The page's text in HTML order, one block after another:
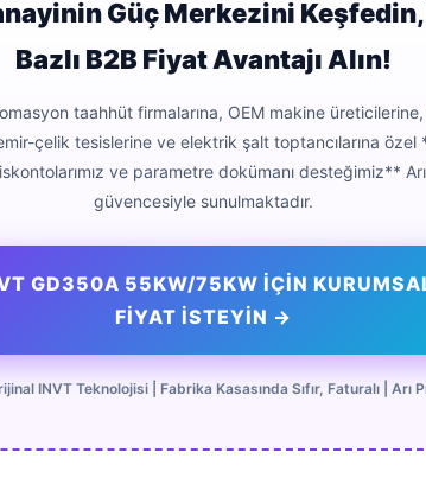
Güç Merkezini
Bazlı B2B Fiyat Avantajı Alın!
taahhüt firmalarına, OEM makine
çelik tesislerine ve elektrik şalt toptancılarına özel
ve parametre dokümanı desteğimiz**
güvencesiyle sunulmaktadır.
GD350A 55KW/75KW İÇİN
FİYAT İSTEYİN →
INVT Teknolojisi | Fabrika Kasasında Sıfır, Faturalı | Arı